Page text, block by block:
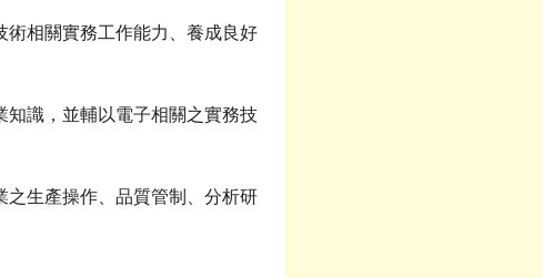
相關實務工作能力、養成良好
識，並輔以電子相關之實務技
生產操作、品質管制、分析研